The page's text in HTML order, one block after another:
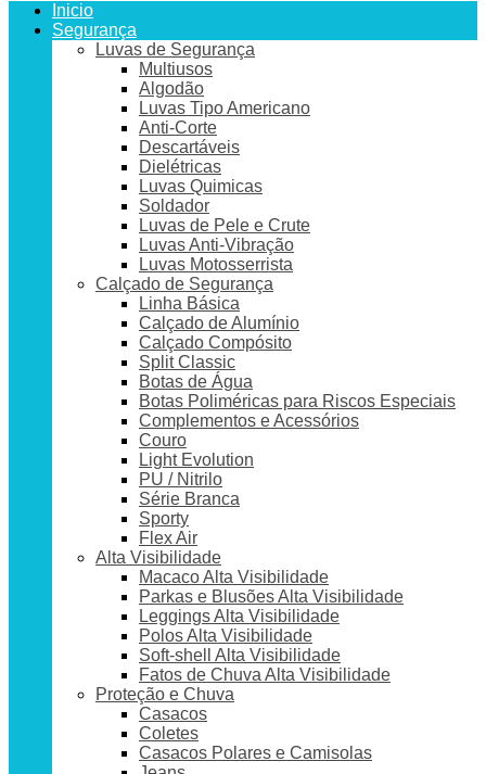
Inicio
Segurança
Luvas de Segurança
Multiusos
Algodão
Luvas Tipo Americano
Anti-Corte
Descartáveis
Dielétricas
Luvas Quimicas
Soldador
Luvas de Pele e Crute
Luvas Anti-Vibração
Luvas Motosserrista
Calçado de Segurança
Linha Básica
Calçado de Alumínio
Calçado Compósito
Split Classic
Botas de Água
Botas Poliméricas para Riscos Especiais
Complementos e Acessórios
Couro
Light Evolution
PU / Nitrilo
Série Branca
Sporty
Flex Air
Alta Visibilidade
Macaco Alta Visibilidade
Parkas e Blusões Alta Visibilidade
Leggings Alta Visibilidade
Polos Alta Visibilidade
Soft-shell Alta Visibilidade
Fatos de Chuva Alta Visibilidade
Proteção e Chuva
Casacos
Coletes
Casacos Polares e Camisolas